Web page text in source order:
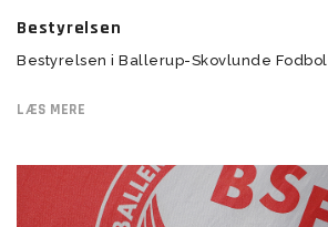
Bestyrelsen
Bestyrelsen i Ballerup-Skovlunde
LÆS MERE